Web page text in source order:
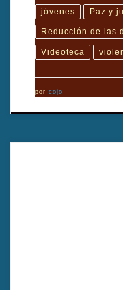
jóvenes Paz y
Reducción de las
Videoteca
por cojo